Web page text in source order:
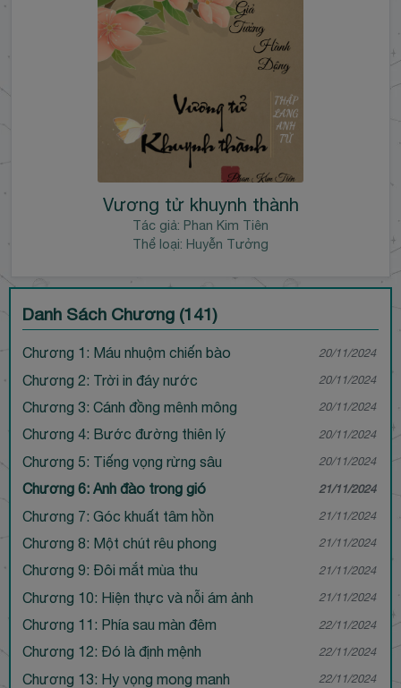
Vương tử khuynh thành
Tác giả: Phan Kim Tiên
Thể loại: Huyễn Tưởng
Danh Sách Chương (141)
Chương 1: Máu nhuộm chiến bào 20/11/2024
Chương 2: Trời in đáy nước 20/11/2024
Chương 3: Cánh đồng mênh mông 20/11/2024
Chương 4: Bước đường thiên lý 20/11/2024
Chương 5: Tiếng vọng rừng sâu 20/11/2024
Chương 6: Anh đào trong gió 21/11/2024
Chương 7: Góc khuất tâm hồn 21/11/2024
Chương 8: Một chút rêu phong 21/11/2024
Chương 9: Đôi mắt mùa thu 21/11/2024
Chương 10: Hiện thực và nỗi ám ảnh 21/11/2024
Chương 11: Phía sau màn đêm 22/11/2024
Chương 12: Đó là định mệnh 22/11/2024
Chương 13: Hy vọng mong manh 22/11/2024